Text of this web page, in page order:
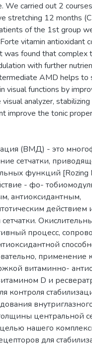
We carried out 2
stretching 12 months
of the 1st group
vitamin antioxidant
was found that complex
with further
AMD helps to
visual functions by
analyzer,
improve the tonic
(ВМД) - это
сетчатки,
функций [Rozing
- фо-
антиоксидантным,
действием
процесс,
применение
витаминно-
D и
контроля
центральной
нашего
для